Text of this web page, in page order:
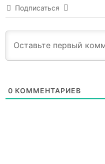
Подписаться
0 КОММЕНТАРИЕВ